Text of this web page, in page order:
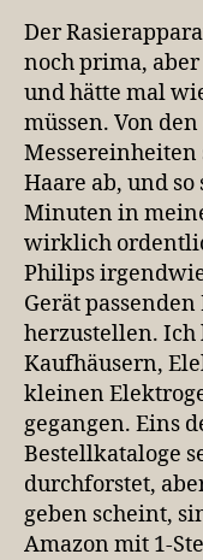
Der
noch prima,
und hätte mal
müssen. Von
Haare ab, und
Minuten in
wirklich
Philips
Gerät
herzustellen. Ich
Kaufhäusern,
kleinen
gegangen. Eins
Bestellkataloge
durchforstet,
geben scheint,
Amazon mit 1-